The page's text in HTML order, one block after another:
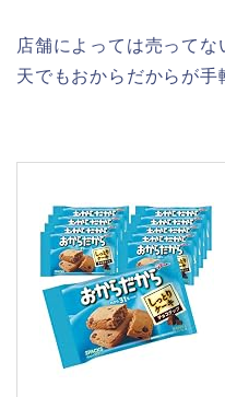
店舗によっては売って
天でもおからだからが手